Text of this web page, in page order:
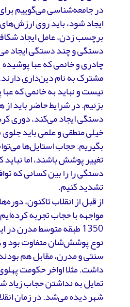
در جامعه‌شناسی می‌گوییم
ایجاد شود، باید روی
برچسب زدن، عامل ایجاد
دستگی و چند دستگی ایجاد
چادری و خانمی که عبا
مشترک به نام دین‌داری
نیست و نباید به خانمی که
بزنیم. در شرایط حاضر باید
دستگی ایجاد می‌کند، دوری
خیلی منطقی و علمی باید
بگیریم. حجاب استایل‌ها
تغییر پوشش باشند، اما
دستگی را را بین کسانی که
تشدید کنیم.
از قبل از انقلاب تاکنون،
1350 طبقه متوسط مدرن
نوع پوشش‌شان متفاوت بود
سنتی و مدرن، مقابل هم
داشت. مثلا اواخر حکومت
تمایل به نداشتن حجاب زیاد
شهر دیده می‌شد. در زمان